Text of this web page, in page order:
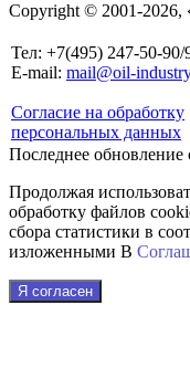
Copyright © 2001-2026,
Тел: +7(495) 247-50-90/
E-mail: mail@oil-
Согласие на обработку
персональных данных
Последнее обновление
Продолжая
обработку файлов
сбора статистики в
изложенными В
Я согласен